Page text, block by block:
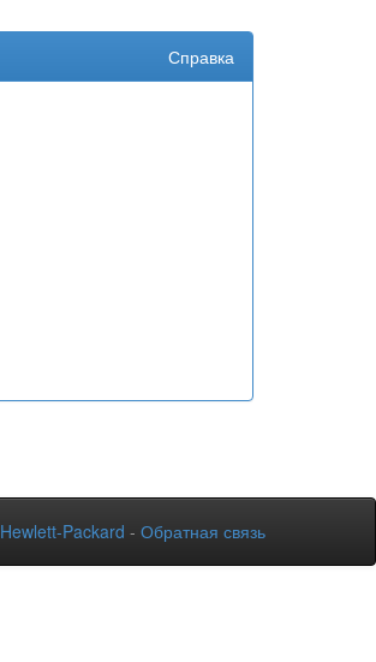
Справка
Hewlett-Packard - Обратная связь